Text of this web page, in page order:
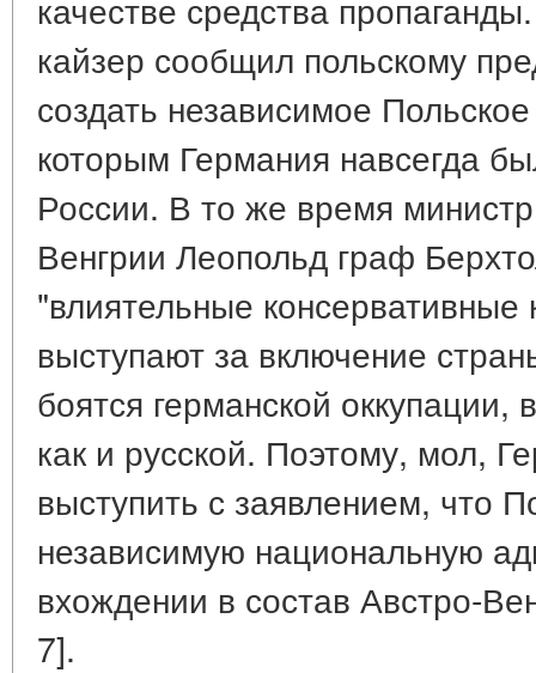
кайзер сообщил польскому
создать независимое
которым Германия навсегда
России. В то же время
Венгрии Леопольд граф
"влиятельные
выступают за включение
боятся германской
как и русской. Поэтому, мол,
выступить с заявлением, что
независимую национальную
вхождении в состав Австро-
7].